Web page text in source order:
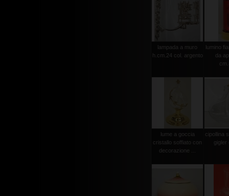
lampada a muro
h.cm.24 col. argento
lumino
da
lume a goccia
cristallo soffiato con
decorazione ...
cipollina
gigler